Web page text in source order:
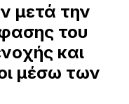
μετά την
του
και
μέσω των